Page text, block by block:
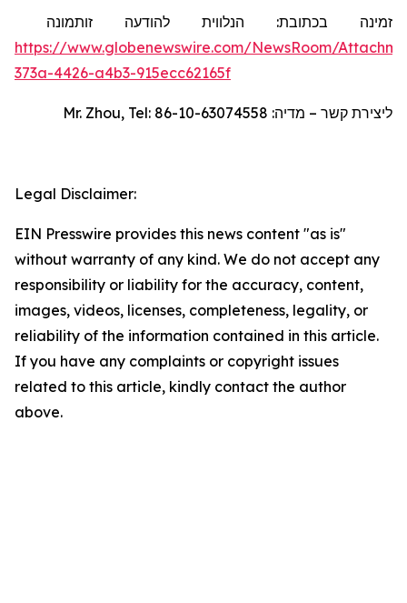
תמונההנלווית להודעה זו
זמינה בכתובת:
https://www.globenewswire.com/NewsRoom/
373a-4426-a4b3-915ecc62165f
ליצירת קשר – מדיה: Mr. Zhou, Tel: 86-10-63074558
Legal Disclaimer:
EIN Presswire provides this news content "as is"
without warranty of any kind. We do not accept any
responsibility or liability for the accuracy, content,
images, videos, licenses, completeness, legality, or
reliability of the information contained in this article.
If you have any complaints or copyright issues
related to this article, kindly contact the author
above.